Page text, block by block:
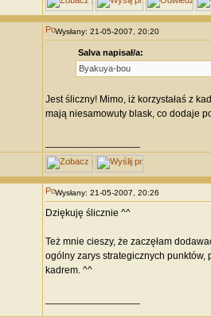
Wysłany: 21-05-2007, 20:20
Salva napisał/a:
Byakuya-bou
Jest śliczny! Mimo, iż korzystałaś z
mają niesamowuty blask, co dodaje
Wysłany: 21-05-2007, 20:26
Dziękuję ślicznie ^^
Też mnie cieszy, że zaczęłam
ogólny zarys strategicznych punktów,
kadrem. ^^